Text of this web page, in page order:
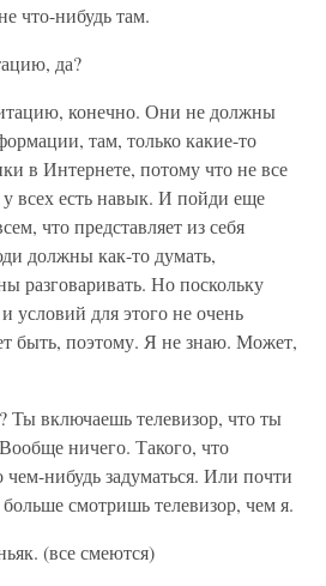
что-нибудь там.
да?
конечно. Они не должны
там, только какие-то
в Интернете, потому что не все
всех есть навык. И пойди еще
что представляет из себя
должны как-то думать,
разговаривать. Но поскольку
условий для этого не очень
быть, поэтому. Я не знаю. Может,
Ты включаешь телевизор, что ты
ничего. Такого, что
чем-нибудь задуматься. Или почти
смотришь телевизор, чем я.
(все смеются)